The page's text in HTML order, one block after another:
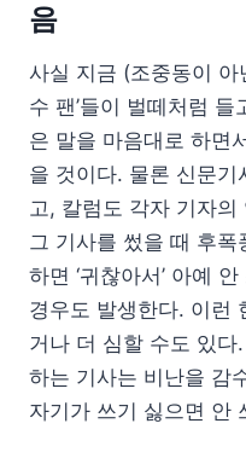
음
사실 지금 (조중동이 아
수 팬’들이 벌떼처럼
은 말을 마음대로 하면
을 것이다. 물론 신문
고, 칼럼도 각자 기자
그 기사를 썼을 때 후
하면 ‘귀찮아서’ 아예
경우도 발생한다. 이런
거나 더 심할 수도 있
하는 기사는 비난을 감
자기가 쓰기 싫으면 안